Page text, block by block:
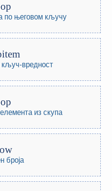
по његовом кључу
вредност
из скупа
броја